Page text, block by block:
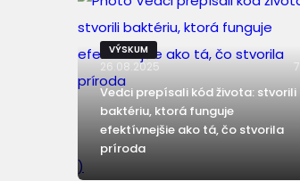
)
VÝSKUM
26.08.2025 7
Vedci prepísali kód života: stvorili
baktériu, ktorá funguje
efektívnejšie ako tá, čo stvorila
príroda